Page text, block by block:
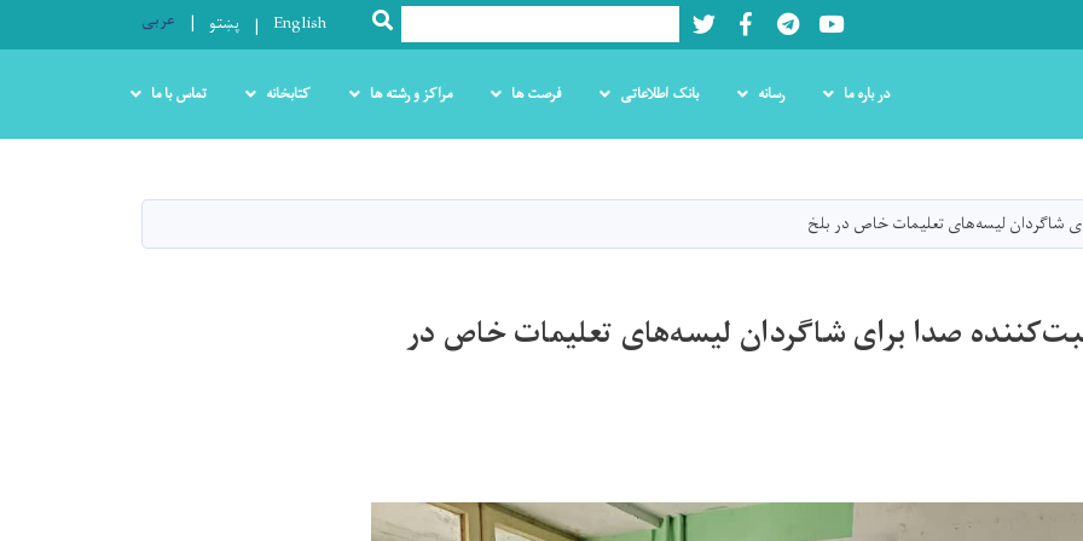
main
content
Youtube
LinkedIn
Facebook
Twitter
Search
SEARCH
English پښتو عربی
در باره ما رسانه بانک اطلاعاتی فرصت ها مراکز و رشته ها کتابخانه تماس با ما
شاگردان لیسه‌های تعلیمات خاص در بلخ
صدا برای شاگردان لیسه‌های تعلیمات خاص در